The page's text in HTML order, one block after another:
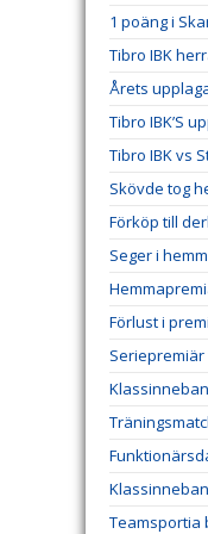
1 poäng i
Tibro IBK
Årets
Tibro IBK’S
Tibro IBK vs
Skövde tog
Förköp till
Seger i
Förlust i
Seriepremiär
Teamsportia